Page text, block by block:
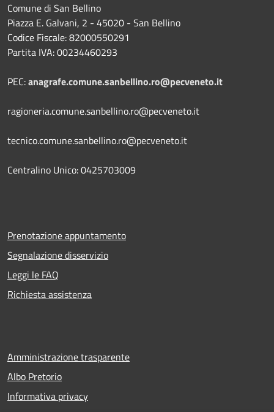
Comune di San Bellino
Piazza E. Galvani, 2 - 45020 - San Bellino
Codice Fiscale: 82000550291
Partita IVA: 00234460293
PEC:anagrafe.comune.sanbellino.ro@pecveneto.it
ragioneria.comune.sanbellino.ro@pecveneto.it
tecnico.comune.sanbellino.ro@pecveneto.it
Centralino Unico: 0425703009
Prenotazione appuntamento
Segnalazione disservizio
Leggi le FAQ
Richiesta assistenza
Amministrazione trasparente
Albo Pretorio
Informativa privacy